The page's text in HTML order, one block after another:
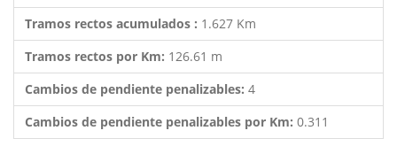
Tramos rectos acumulados : 1.627 Km
Tramos rectos por Km: 126.61 m
Cambios de pendiente penalizables: 4
Cambios de pendiente penalizables por Km: 0.311